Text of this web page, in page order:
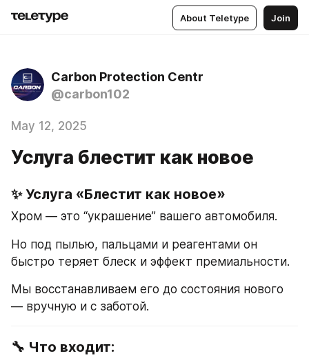
About Teletype Join
Carbon Protection Centr
@carbon102
May 12, 2025
Услуга блестит как новое
✨ Услуга «Блестит как новое»
Хром — это “украшение” вашего автомобиля.
Но под пылью, пальцами и реагентами он
быстро теряет блеск и эффект премиальности.
Мы восстанавливаем его до состояния нового
— вручную и с заботой.
🔧 Что входит: